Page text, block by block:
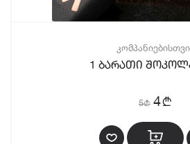
1 ბარათი
5b 4b